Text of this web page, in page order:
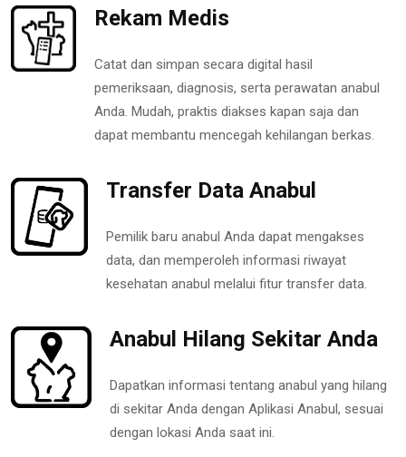
Rekam Medis
Catat dan simpan secara digital hasil
pemeriksaan, diagnosis, serta perawatan anabul
Anda. Mudah, praktis diakses kapan saja dan
dapat membantu mencegah kehilangan berkas.
Transfer Data Anabul
Pemilik baru anabul Anda dapat mengakses
data, dan memperoleh informasi riwayat
kesehatan anabul melalui fitur transfer data.
Anabul Hilang Sekitar Anda
Dapatkan informasi tentang anabul yang hilang
di sekitar Anda dengan Aplikasi Anabul, sesuai
dengan lokasi Anda saat ini.